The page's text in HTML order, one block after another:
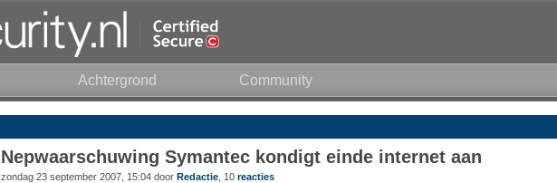
Achtergrond Community
Nepwaarschuwing Symantec kondigt einde internet aan
zondag 23 september 2007, 15:04 door Redactie , 10 reacties